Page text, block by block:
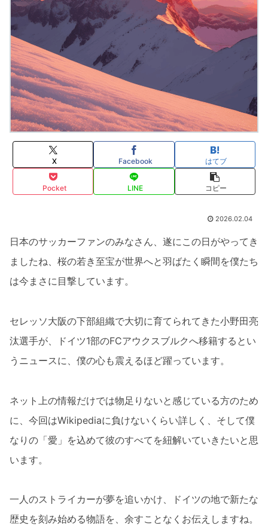
X Facebook はてブ
Pocket LINE コピー
2026.02.04
日本のサッカーファンのみなさん、遂にこの日がやってき
ましたね、桜の若き至宝が世界へと羽ばたく瞬間を僕たち
は今まさに目撃しています。
セレッソ大阪の下部組織で大切に育てられてきた小野田亮
汰選手が、ドイツ1部のFCアウクスブルクへ移籍するとい
うニュースに、僕の心も震えるほど躍っています。
ネット上の情報だけでは物足りないと感じている方のため
に、今回はWikipediaに負けないくらい詳しく、そして僕
なりの「愛」を込めて彼のすべてを紐解いていきたいと思
います。
一人のストライカーが夢を追いかけ、ドイツの地で新たな
歴史を刻み始める物語を、余すことなくお伝えしますね。